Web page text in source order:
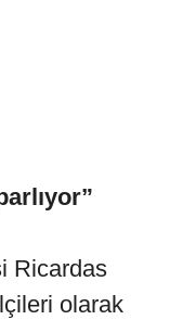
Ricardas
olarak